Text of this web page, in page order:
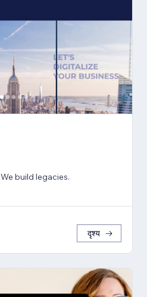
build legacies.
दृश्य